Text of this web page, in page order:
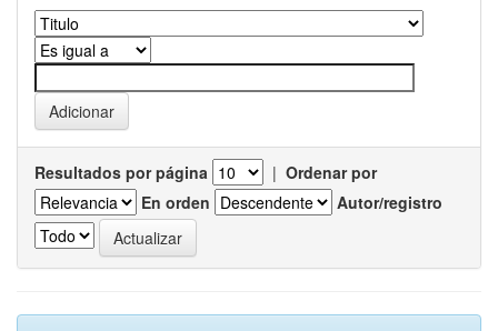
Resultados por página | Ordenar por
En orden
Autor/registro